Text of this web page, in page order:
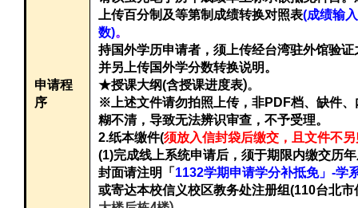
申请程
序
上传百分制及等第制成绩转换对照表(成绩输
数)。
持国外学历申请者，须上传经台湾驻外馆验
并另上传国外学分数转换说明。
★授课大纲(含授课进度表)。
※上述文件请勿拍照上传，非PDF档、缺件
糊不清，导致无法辨识审查，不予受理。
2.纸本缴件(须放入信封袋后缴交，且文件不另
(1)完成线上系统申请后，须于期限内缴交历
封面请注明「 1132学期申请学分补抵免」-学
或寄达本校信义校区教务处注册组(110台北市